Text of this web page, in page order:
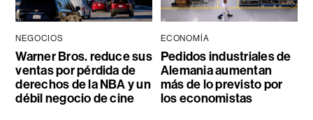
NEGOCIOS
Warner Bros. reduce sus
ventas por pérdida de
derechos de la NBA y un
débil negocio de cine
ECONOMÍA
Pedidos industriales de
Alemania aumentan
más de lo previsto por
los economistas